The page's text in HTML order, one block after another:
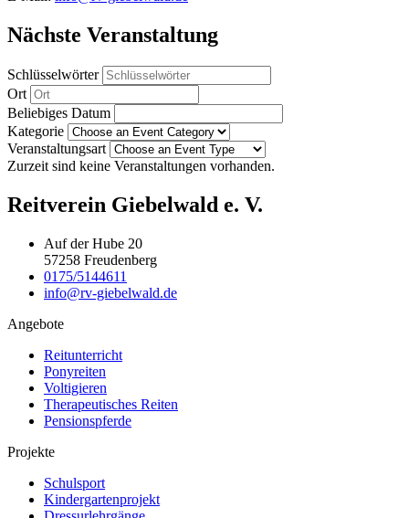
Nächste Veranstaltung
Schlüsselwörter
Ort
Beliebiges Datum
Kategorie
Veranstaltungsart
Zurzeit sind keine Veranstaltungen vorhanden.
Reitverein Giebelwald e. V.
Auf der Hube 20
57258 Freudenberg
0175/5144611
info@rv-giebelwald.de
Angebote
Reitunterricht
Ponyreiten
Voltigieren
Therapeutisches Reiten
Pensionspferde
Projekte
Schulsport
Kindergartenprojekt